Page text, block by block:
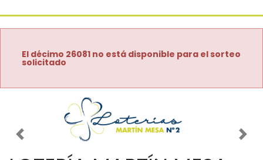
El décimo 26081 no está disponible para el sorteo
solicitado
Imagen anterior